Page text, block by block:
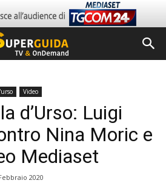
Video
d’Urso: Luigi
Nina Moric e
Mediaset
2020